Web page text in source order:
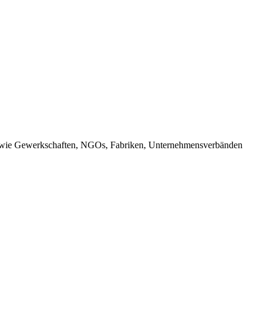
Gewerkschaften, NGOs, Fabriken, Unternehmensverbänden